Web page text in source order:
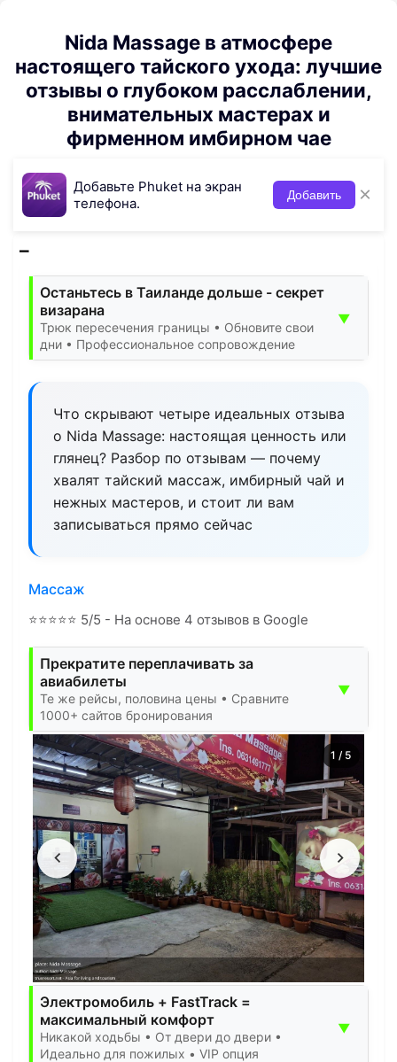
Nida Massage в атмосфере
настоящего тайского ухода: лучшие
отзывы о глубоком расслаблении,
внимательных мастерах и
фирменном имбирном чае
Добавьте Phuket на экран
телефона.
Добавить ×
Останьтесь в Таиланде дольше - секрет
визарана
Трюк пересечения границы • Обновите свои
дни • Профессиональное сопровождение
▼
Что скрывают четыре идеальных отзыва
о Nida Massage: настоящая ценность или
глянец? Разбор по отзывам — почему
хвалят тайский массаж, имбирный чай и
нежных мастеров, и стоит ли вам
записываться прямо сейчас
Массаж
⭐⭐⭐⭐⭐ 5/5 - На основе 4 отзывов в Google
Прекратите переплачивать за
авиабилеты
Те же рейсы, половина цены • Сравните
1000+ сайтов бронирования
▼
1 / 5
Электромобиль + FastTrack =
максимальный комфорт
Никакой ходьбы • От двери до двери •
Идеально для пожилых • VIP опция
▼